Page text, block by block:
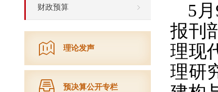
财政预算
理论发声
预决算公开专栏
5
报刊
理现
理研